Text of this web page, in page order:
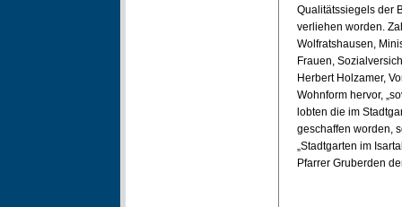
Qualitätssiegels der
verliehen worden.
Wolfratshausen,
Frauen,
Herbert Holzamer,
Wohnform hervor,
lobten die im
geschaffen worden,
„Stadtgarten im
Pfarrer Gruberden